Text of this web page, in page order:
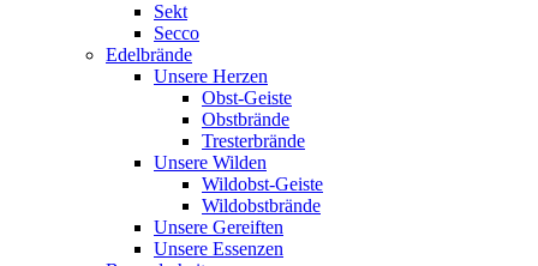
Sekt
Secco
Edelbrände
Unsere Herzen
Obst-Geiste
Obstbrände
Tresterbrände
Unsere Wilden
Wildobst-Geiste
Wildobstbrände
Unsere Gereiften
Unsere Essenzen